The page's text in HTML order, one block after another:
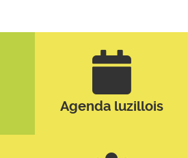
Agenda luzillois